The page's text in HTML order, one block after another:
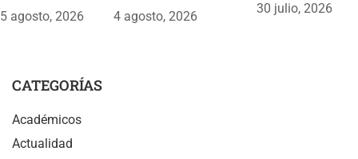
5 agosto, 2026 4 agosto, 2026
30 julio, 2026
CATEGORÍAS
Académicos
Actualidad